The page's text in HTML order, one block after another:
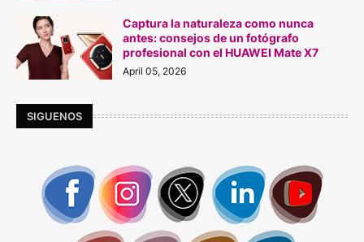
Captura la naturaleza como nunca
antes: consejos de un fotógrafo
profesional con el HUAWEI Mate X7
April 05, 2026
SIGUENOS